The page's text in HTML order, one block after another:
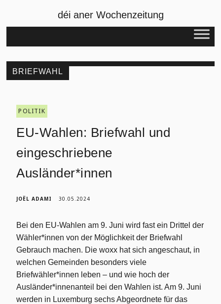
déi aner Wochenzeitung
BRIEFWAHL
POLITIK
EU-Wahlen: Briefwahl und
eingeschriebene
Ausländer*innen
JOËL ADAMI 30.05.2024
Bei den EU-Wahlen am 9. Juni wird fast ein Drittel der
Wähler*innen von der Möglichkeit der Briefwahl
Gebrauch machen. Die woxx hat sich angeschaut, in
welchen Gemeinden besonders viele
Briefwähler*innen leben – und wie hoch der
Ausländer*innenanteil bei den Wahlen ist. Am 9. Juni
werden in Luxemburg sechs Abgeordnete für das